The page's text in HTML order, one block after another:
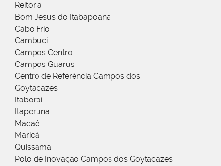
Reitoria
Bom Jesus do Itabapoana
Cabo Frio
Cambuci
Campos Centro
Campos Guarus
Centro de Referência Campos dos
Goytacazes
Itaboraí
Itaperuna
Macaé
Maricá
Quissamã
Polo de Inovação Campos dos Goytacazes